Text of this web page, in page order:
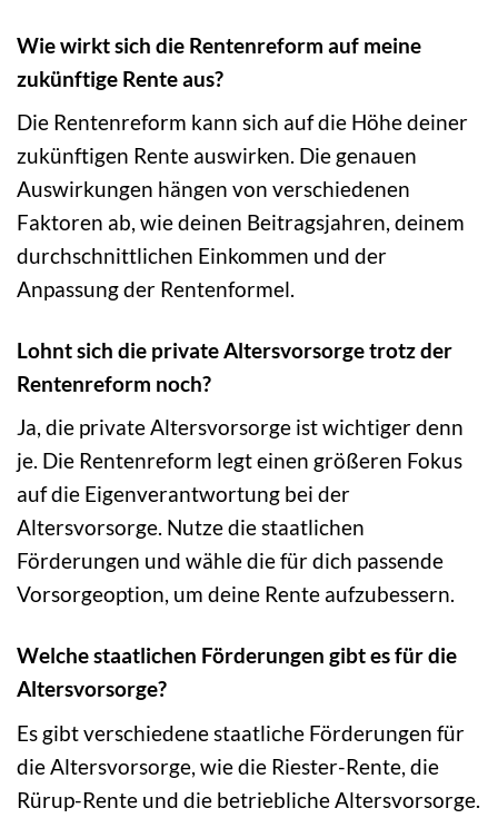
Wie wirkt sich die Rentenreform auf meine
zukünftige Rente aus?
Die Rentenreform kann sich auf die Höhe deiner
zukünftigen Rente auswirken. Die genauen
Auswirkungen hängen von verschiedenen
Faktoren ab, wie deinen Beitragsjahren, deinem
durchschnittlichen Einkommen und der
Anpassung der Rentenformel.
Lohnt sich die private Altersvorsorge trotz der
Rentenreform noch?
Ja, die private Altersvorsorge ist wichtiger denn
je. Die Rentenreform legt einen größeren Fokus
auf die Eigenverantwortung bei der
Altersvorsorge. Nutze die staatlichen
Förderungen und wähle die für dich passende
Vorsorgeoption, um deine Rente aufzubessern.
Welche staatlichen Förderungen gibt es für die
Altersvorsorge?
Es gibt verschiedene staatliche Förderungen für
die Altersvorsorge, wie die Riester-Rente, die
Rürup-Rente und die betriebliche Altersvorsorge.